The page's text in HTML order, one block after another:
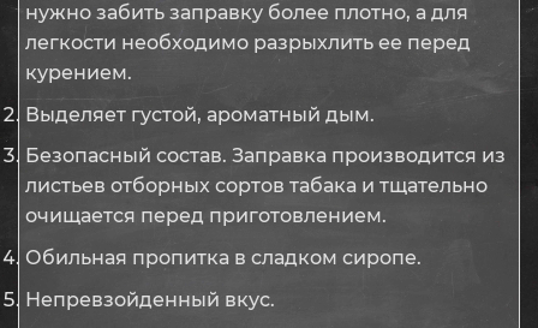
нужно забить заправку более плотно, а для
легкости необходимо разрыхлить ее перед
курением.
Выделяет густой, ароматный дым.
Безопасный состав. Заправка производится из
листьев отборных сортов табака и тщательно
очищается перед приготовлением.
Обильная пропитка в сладком сиропе.
Непревзойденный вкус.